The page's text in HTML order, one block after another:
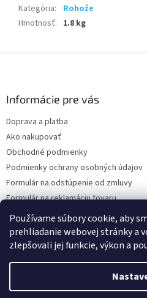
Používame súbory cookie, aby
prehliadanie webovej stránky a
zlepšovali jej funkcie, výkon a
Kategória:
Rohože
Hmotnosť: 1.8 kg
Informácie pre vás
Doprava a platba
Ako nakupovať
Obchodné podmienky
Podmienky ochrany osobných údajov
Formulár na odstúpenie od zmluvy
Formulár na reklamáciu tovaru
Kontakty